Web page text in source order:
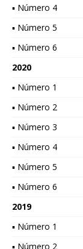
▪ Número 4
▪ Número 5
▪ Número 6
2020
▪ Número 1
▪ Número 2
▪ Número 3
▪ Número 4
▪ Número 5
▪ Número 6
2019
▪ Número 1
▪ Número 2